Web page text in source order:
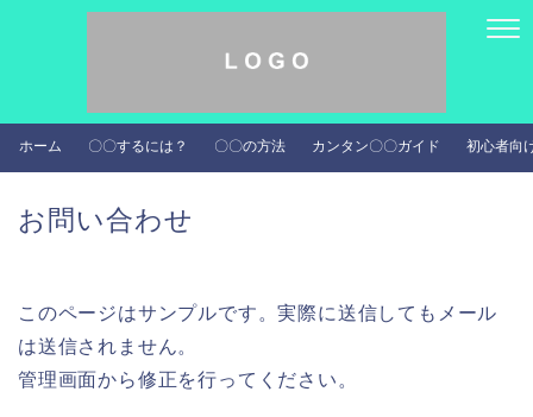
ホーム 〇〇するには？ 〇〇の方法 カンタン〇〇ガイド 初心者向
お問い合わせ
このページはサンプルです。実際に送信してもメール
は送信されません。
管理画面から修正を行ってください。